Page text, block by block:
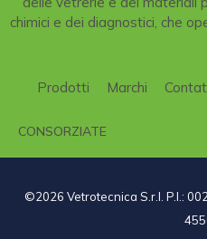
chimici e dei diagnostici, che
Prodotti Marchi
CONSORZIATE
©2026 Vetrotecnica S.r.l. P.I.: